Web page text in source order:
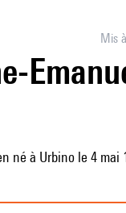
Mis
né à Urbino le 4 mai